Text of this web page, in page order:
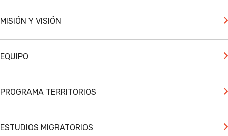
MISIÓN Y VISIÓN
EQUIPO
PROGRAMA TERRITORIOS
ESTUDIOS MIGRATORIOS